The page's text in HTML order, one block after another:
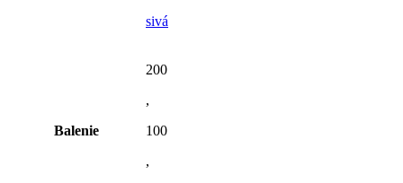
sivá
Balenie
200
,
100
,